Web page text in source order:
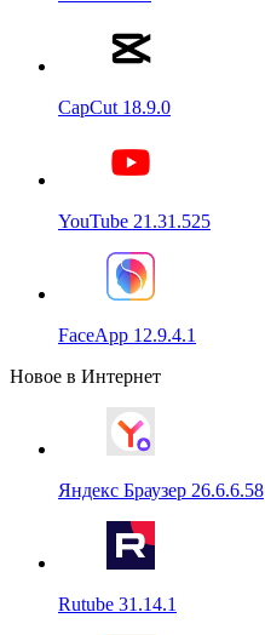
CapCut 18.9.0
YouTube 21.31.525
FaceApp 12.9.4.1
Новое в Интернет
Яндекс Браузер 26.6.6.58
Rutube 31.14.1